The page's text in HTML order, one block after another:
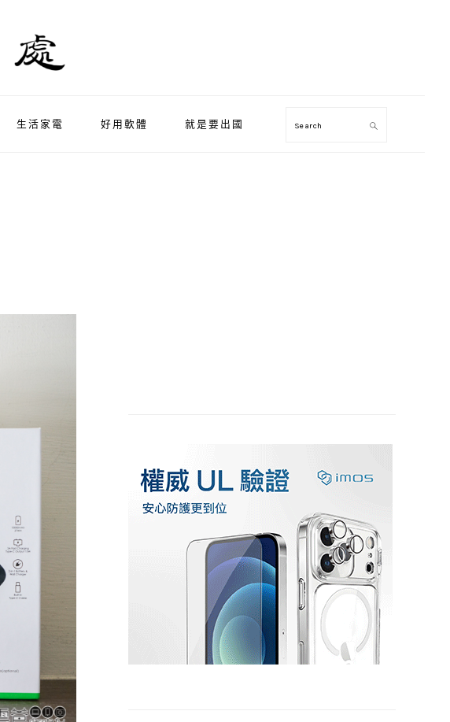
生活家電 好用軟體 就是要出國 Search